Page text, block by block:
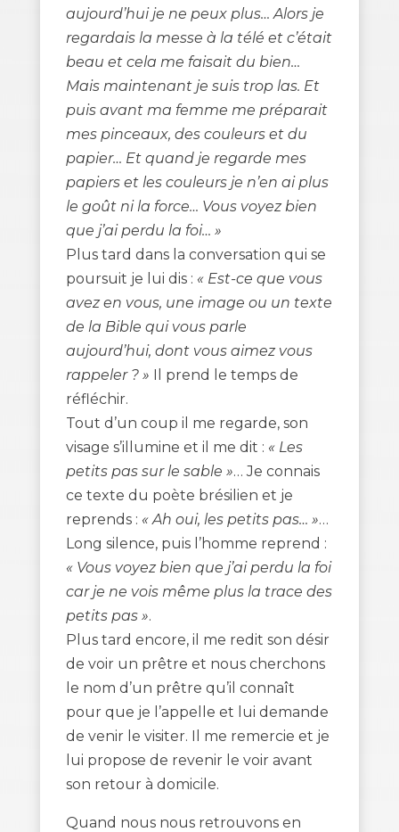
aujourd’hui je ne peux plus… Alors je
regardais la messe à la télé et c’était
beau et cela me faisait du bien…
Mais maintenant je suis trop las. Et
puis avant ma femme me préparait
mes pinceaux, des couleurs et du
papier… Et quand je regarde mes
papiers et les couleurs je n’en ai plus
le goût ni la force… Vous voyez bien
que j’ai perdu la foi… »
Plus tard dans la conversation qui se
poursuit je lui dis : « Est-ce que vous
avez en vous, une image ou un texte
de la Bible qui vous parle
aujourd’hui, dont vous aimez vous
rappeler ? » Il prend le temps de
réfléchir.
Tout d’un coup il me regarde, son
visage s’illumine et il me dit : « Les
petits pas sur le sable »… Je connais
ce texte du poète brésilien et je
reprends : « Ah oui, les petits pas… »…
Long silence, puis l’homme reprend :
« Vous voyez bien que j’ai perdu la foi
car je ne vois même plus la trace des
petits pas ».
Plus tard encore, il me redit son désir
de voir un prêtre et nous cherchons
le nom d’un prêtre qu’il connaît
pour que je l’appelle et lui demande
de venir le visiter. Il me remercie et je
lui propose de revenir le voir avant
son retour à domicile.
Quand nous nous retrouvons en